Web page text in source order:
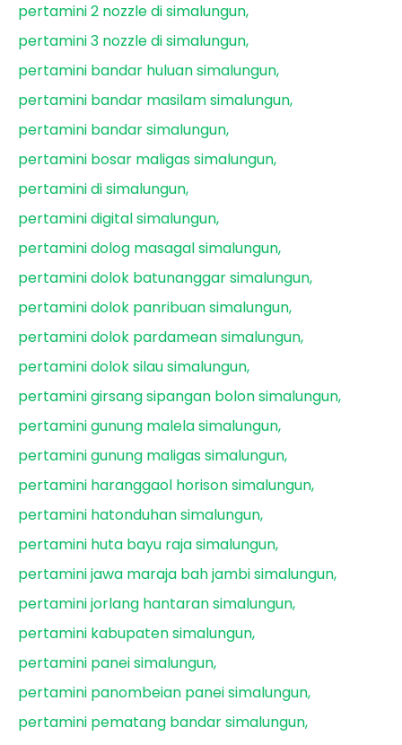
pertamini 2 nozzle di simalungun
pertamini 3 nozzle di simalungun
pertamini bandar huluan simalungun
pertamini bandar masilam simalungun
pertamini bandar simalungun
pertamini bosar maligas simalungun
pertamini di simalungun
pertamini digital simalungun
pertamini dolog masagal simalungun
pertamini dolok batunanggar simalungun
pertamini dolok panribuan simalungun
pertamini dolok pardamean simalungun
pertamini dolok silau simalungun
pertamini girsang sipangan bolon simalungun
pertamini gunung malela simalungun
pertamini gunung maligas simalungun
pertamini haranggaol horison simalungun
pertamini hatonduhan simalungun
pertamini huta bayu raja simalungun
pertamini jawa maraja bah jambi simalungun
pertamini jorlang hantaran simalungun
pertamini kabupaten simalungun
pertamini panei simalungun
pertamini panombeian panei simalungun
pertamini pematang bandar simalungun